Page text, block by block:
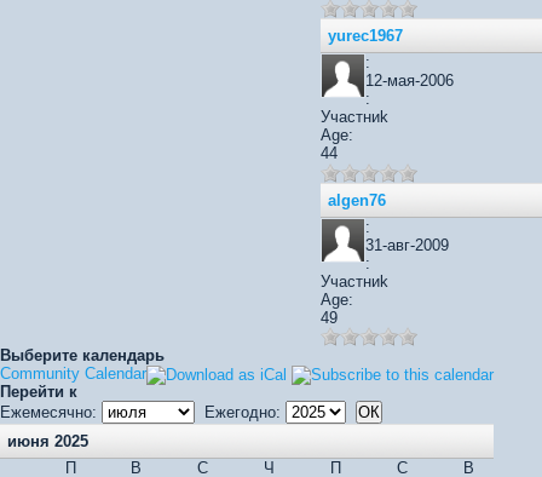
yurec1967
:
12-мая-2006
:
Участниk
Age:
44
algen76
:
31-авг-2009
:
Участниk
Age:
49
Выберите календарь
Community Calendar
Перейти к
Ежемесячно:
Ежегодно:
июня 2025
П
В С Ч П С
В